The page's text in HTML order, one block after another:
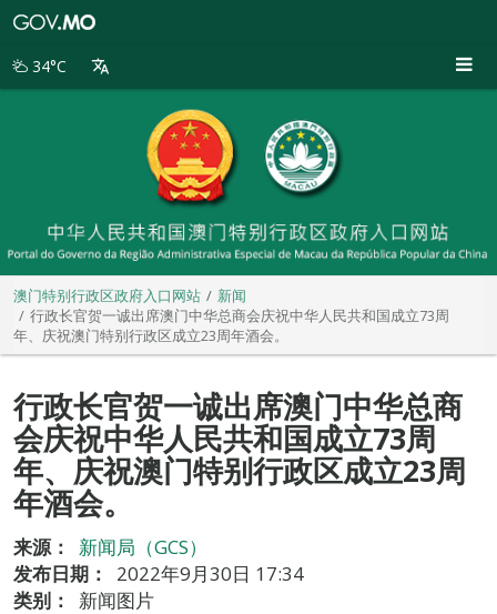
别
34°C
澳门特别行政区政府入口网站
新闻
行政长官贺一诚出席澳门中华总商会庆祝中华人民共和国成立73周
年、庆祝澳门特别行政区成立23周年酒会。
行政长官贺一诚出席澳门中华总商
会庆祝中华人民共和国成立73周
年、庆祝澳门特别行政区成立23周
年酒会。
来源：
新闻局（GCS）
发布日期：
2022年9月30日 17:34
类别：
新闻图片